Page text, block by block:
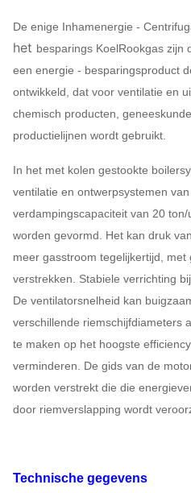
De enige Inhamenergie -
het besparings KoelRookgas zijn
een energie - besparingsproduct
ontwikkeld, dat voor ventilatie en
chemisch producten,
productielijnen wordt gebruikt.
In het met kolen gestookte
ventilatie en ontwerpsystemen
verdampingscapaciteit van 20
worden gevormd. Het kan druk
meer gasstroom tegelijkertijd, met
verstrekken. Stabiele verrichting
De ventilatorsnelheid kan
verschillende riemschijfdiameters
te maken op het hoogste
verminderen. De gids van de
worden verstrekt die die
door riemverslapping wordt
Technische gegevens